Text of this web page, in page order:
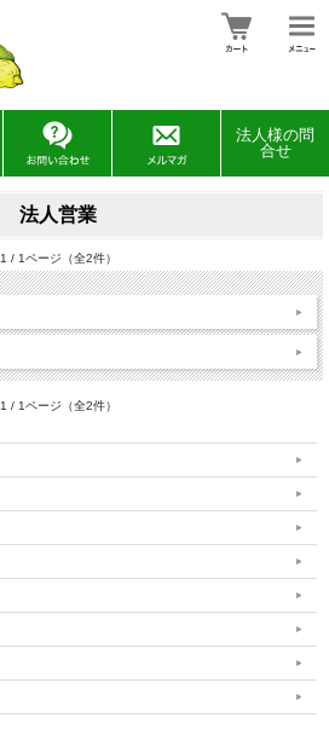
法人様の問
合せ
法人営業
1 / 1ページ（全2件）
1 / 1ページ（全2件）